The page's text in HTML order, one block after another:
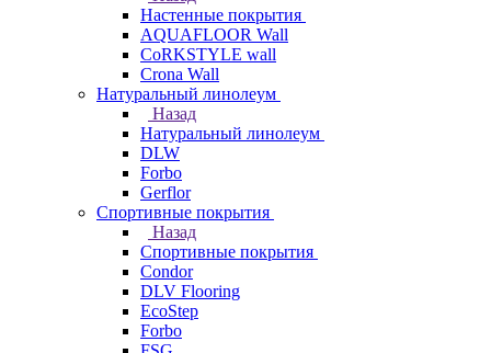
Настенные покрытия
AQUAFLOOR Wall
CoRKSTYLE wall
Crona Wall
Натуральный линолеум
Назад
Натуральный линолеум
DLW
Forbo
Gerflor
Спортивные покрытия
Назад
Спортивные покрытия
Condor
DLV Flooring
EcoStep
Forbo